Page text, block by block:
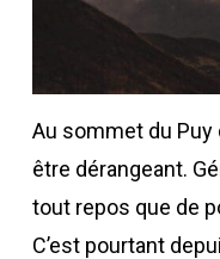
Au sommet du Puy
être dérangeant.
tout repos que de
C’est pourtant